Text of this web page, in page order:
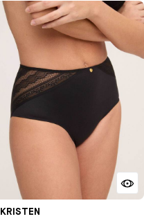
KRISTEN